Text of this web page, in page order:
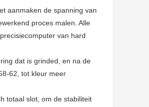
aanmaken de spanning van
proces malen. Alle
van hard
dat is grinded, en na de
62, tot kleur meer
totaal slot, om de stabiliteit